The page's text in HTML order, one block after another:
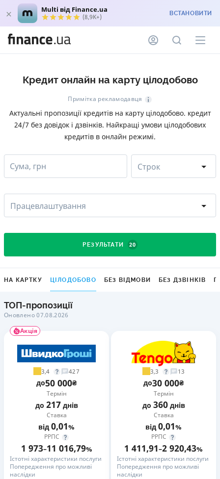
Multi від Finance.ua
(8,9K+) ВСТАНОВИТИ
Кредит онлайн на карту цілодобово
Примітка рекламодавця
Актуальні пропозиції кредитів на карту цілодобово. кредит
24/7 без довідок і дзвінків. Найкращі умови цілодобових
кредитів в онлайн режимі.
Сума, грн Строк
Працевлаштування
РЕЗУЛЬТАТИ 20
НА КАРТКУ ЦІЛОДОБОВО БЕЗ ВІДМОВИ БЕЗ ДЗВІНКІВ
ТОП-пропозиції
Оновлено 07.08.2026
Акція
3,4 427
до50 000₴
Термін
до 217днів
Ставка
від 0,01%
РРПС
1 973–11 016,79%
Істотні характеристики послуги
Попередження про можливі
наслідки
3,3 13
до30 000₴
Термін
до 360днів
Ставка
від 0,01%
РРПС
1 411,91–2 920,43%
Істотні характеристики послуги
Попередження про можливі
наслідки